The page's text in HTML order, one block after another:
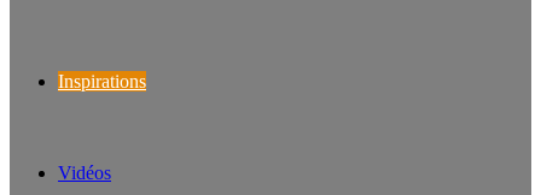
Inspirations
Vidéos